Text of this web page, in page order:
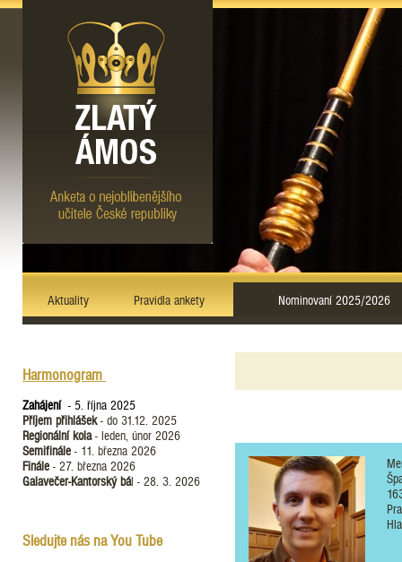
Aktuality Pravidla ankety Nominovaní 2025/2026
Harmonogram
Zahájení - 5. října 2025
Příjem přihlášek- do 31.12. 2025
Regionální kola- leden, únor 2026
Semifinále - 11. března 2026
Finále - 27. března 2026
Galavečer-Kantorský bál - 28. 3. 2026
Sledujte nás na You Tube